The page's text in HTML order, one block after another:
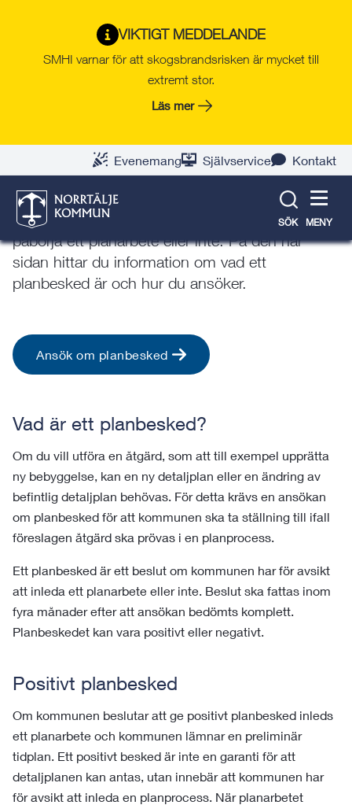
VIKTIGT MEDDELANDE
SMHI varnar för att skogsbrandsrisken är mycket till
extremt stor.
Läs mer
Evenemang Självservice Kontakt
SÖK MENY
Norrtälje växer
Om du planerar för en åtgärd som kräver att en
detaljplan upprättas, ändras eller upphävs ska
du ansöka om planbesked. I ett planbesked får
du svar på om kommunen har för avsikt att
påbörja ett planarbete eller inte. På den här
sidan hittar du information om vad ett
planbesked är och hur du ansöker.
Ansök om planbesked
Vad är ett planbesked?
Om du vill utföra en åtgärd, som att till exempel upprätta
ny bebyggelse, kan en ny detaljplan eller en ändring av
befintlig detaljplan behövas. För detta krävs en ansökan
om planbesked för att kommunen ska ta ställning till ifall
föreslagen åtgärd ska prövas i en planprocess.
Ett planbesked är ett beslut om kommunen har för avsikt
att inleda ett planarbete eller inte. Beslut ska fattas inom
fyra månader efter att ansökan bedömts komplett.
Planbeskedet kan vara positivt eller negativt.
Positivt planbesked
Om kommunen beslutar att ge positivt planbesked inleds
ett planarbete och kommunen lämnar en preliminär
tidplan. Ett positivt besked är inte en garanti för att
detaljplanen kan antas, utan innebär att kommunen har
för avsikt att inleda en planprocess. När planarbetet